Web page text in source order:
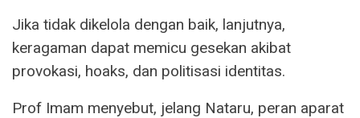
Jika tidak dikelola dengan baik, lanjutnya,
keragaman dapat memicu gesekan akibat
provokasi, hoaks, dan politisasi identitas.
Prof Imam menyebut, jelang Nataru, peran aparat